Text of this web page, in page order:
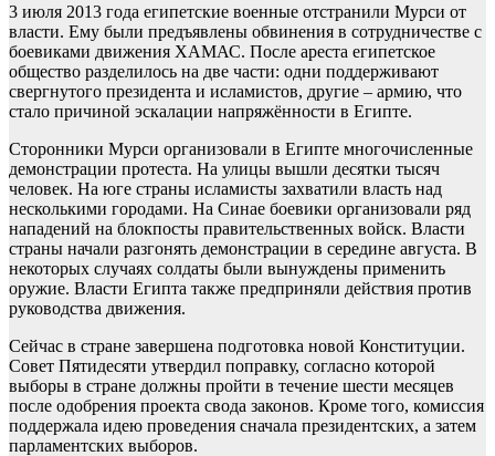
3 июля 2013 года египетские военные отстранили Мурси от
власти. Ему были предъявлены обвинения в сотрудничестве с
боевиками движения ХАМАС. После ареста египетское
общество разделилось на две части: одни поддерживают
свергнутого президента и исламистов, другие – армию, что
стало причиной эскалации напряжённости в Египте.
Сторонники Мурси организовали в Египте многочисленные
демонстрации протеста. На улицы вышли десятки тысяч
человек. На юге страны исламисты захватили власть над
несколькими городами. На Синае боевики организовали ряд
нападений на блокпосты правительственных войск. Власти
страны начали разгонять демонстрации в середине августа. В
некоторых случаях солдаты были вынуждены применить
оружие. Власти Египта также предприняли действия против
руководства движения.
Сейчас в стране завершена подготовка новой Конституции.
Совет Пятидесяти утвердил поправку, согласно которой
выборы в стране должны пройти в течение шести месяцев
после одобрения проекта свода законов. Кроме того, комиссия
поддержала идею проведения сначала президентских, а затем
парламентских выборов.